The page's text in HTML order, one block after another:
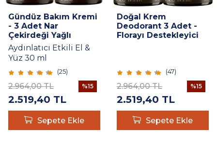
Gündüz Bakım Kremi
- 3 Adet Nar
Çekirdeği Yağlı
Aydınlatıcı Etkili El &
Yüz 30 ML
Aydınlatıcı Etkili El &
Yüz 30 ml
2.964,00TL
2.519,40 TL
%15
Sepete Ekle
(25)
Doğal Krem
Deodorant 3 Adet -
Florayı Destekleyici
2.964,00TL
2.519,40 TL
%15
Sepete Ekle
(47)